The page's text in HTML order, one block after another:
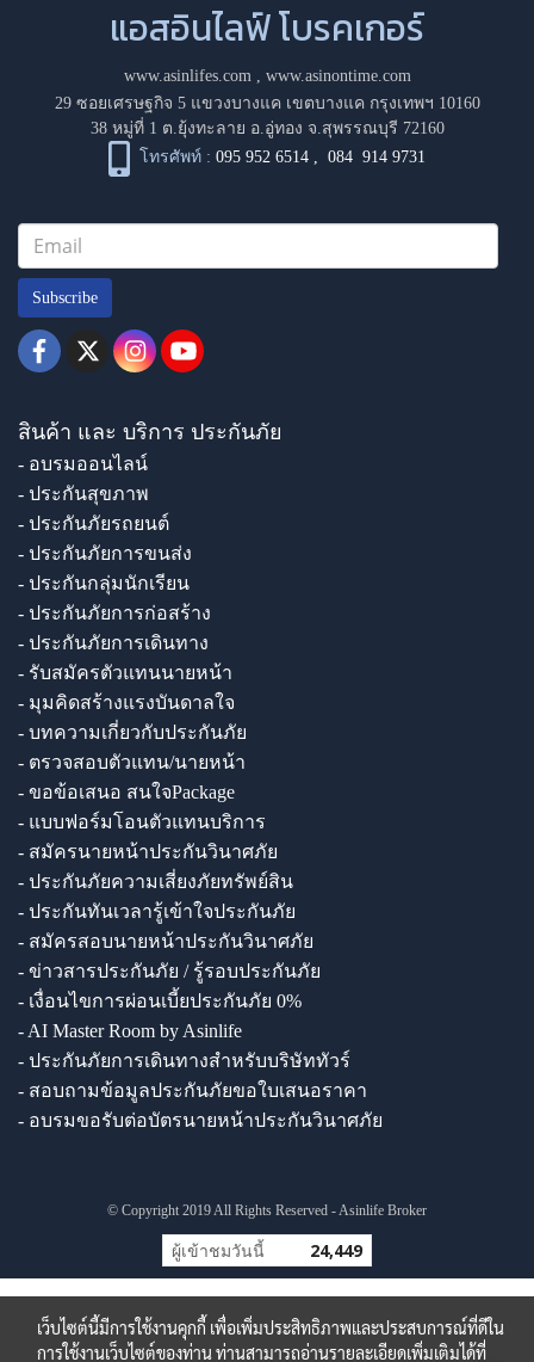
แอสอินไลฟ์ โบรคเกอร์
www.asinlifes.com, www.asinontime.com
29 ซอยเศรษฐกิจ 5 แขวงบางแค เขตบางแค กรุงเทพฯ 10160
38 หมู่ที่ 1 ต.ยุ้งทะลาย อ.อู่ทอง จ.สุพรรณบุรี 72160
โทรศัพท์ : 095 952 6514 ,084 914 9731
Subscribe
สินค้า และ บริการ ประกันภัย
- อบรมออนไลน์
- ประกันสุขภาพ
- ประกันภัยรถยนต์
- ประกันภัยการขนส่ง
- ประกันกลุ่มนักเรียน
- ประกันภัยการก่อสร้าง
- ประกันภัยการเดินทาง
- รับสมัครตัวแทนนายหน้า
- มุมคิดสร้างแรงบันดาลใจ
- บทความเกี่ยวกับประกันภัย
- ตรวจสอบตัวแทน/นายหน้า
- ขอข้อเสนอ สนใจPackage
- แบบฟอร์มโอนตัวแทนบริการ
- สมัครนายหน้าประกันวินาศภัย
- ประกันภัยความเสี่ยงภัยทรัพย์สิน
- ประกันทันเวลารู้เข้าใจประกันภัย
- สมัครสอบนายหน้าประกันวินาศภัย
- ข่าวสารประกันภัย / รู้รอบประกันภัย
- เงื่อนไขการผ่อนเบี้ยประกันภัย 0%
- AI Master Room by Asinlife
- ประกันภัยการเดินทางสำหรับบริษัททัวร์
- สอบถามข้อมูลประกันภัยขอใบเสนอราคา
- อบรมขอรับต่อบัตรนายหน้าประกันวินาศภัย
© Copyright 2019 All Rights Reserved - Asinlife Broker
ผู้เข้าชมวันนี้ 24,449
เว็บไซต์นี้มีการใช้งานคุกกี้ เพื่อเพิ่มประสิทธิภาพและประสบการณ์ที่ดีใน
การใช้งานเว็บไซต์ของท่าน ท่านสามารถอ่านรายละเอียดเพิ่มเติมได้ที่